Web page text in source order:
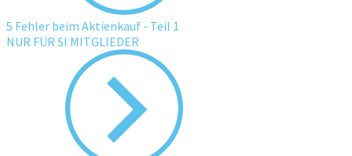
5 Fehler beim Aktienkauf - Teil 1
NUR FÜR SI MITGLIEDER